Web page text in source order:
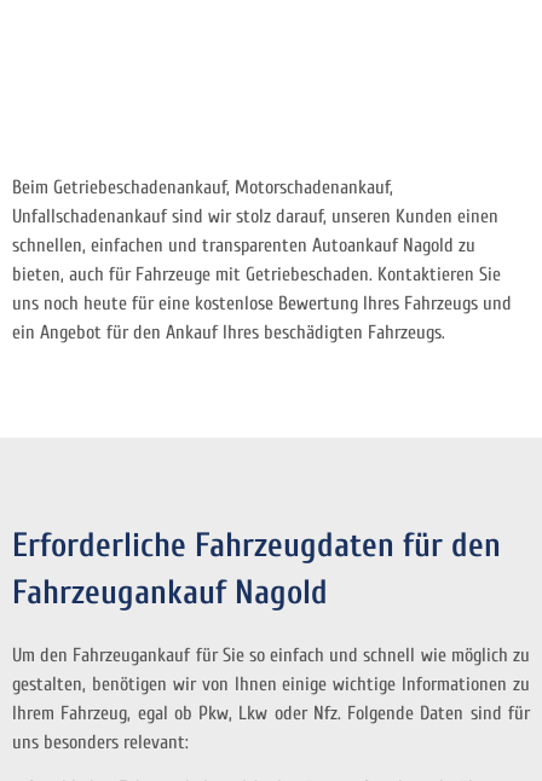
Beim Getriebeschadenankauf, Motorschadenankauf,
Unfallschadenankauf sind wir stolz darauf, unseren Kunden einen
schnellen, einfachen und transparenten Autoankauf Nagold zu
bieten, auch für Fahrzeuge mit Getriebeschaden. Kontaktieren Sie
uns noch heute für eine kostenlose Bewertung Ihres Fahrzeugs und
ein Angebot für den Ankauf Ihres beschädigten Fahrzeugs.
Erforderliche Fahrzeugdaten für den
Fahrzeugankauf Nagold
Um den Fahrzeugankauf für Sie so einfach und schnell wie möglich zu
gestalten, benötigen wir von Ihnen einige wichtige Informationen zu
Ihrem Fahrzeug, egal ob Pkw, Lkw oder Nfz. Folgende Daten sind für
uns besonders relevant: